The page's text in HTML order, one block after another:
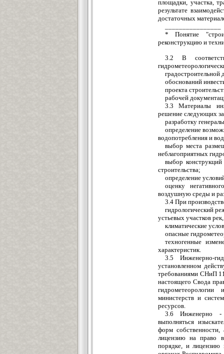
площадки, участка,
результате
достаточных
* Понятие
реконструкцию и
3.2 В
градостроительной
обоснований
проекта
рабочей
3.3 Материалы
решение следующих
разработку
определение
водопотребления и
выбор места
неблагоприятных
выбор
строительства;
определение
оценку
воздушную среды и
3.4 При
гидрологический
устьевых участков
климатические
опасные
техногенные
характеристик.
3.5 Инженерно-
установленном
требованиями СНиП
настоящего Свода
министерств и
ресурсов.
3.6 Инженерно -
выполняться
форм
лицензию на право
порядке, и лицензию